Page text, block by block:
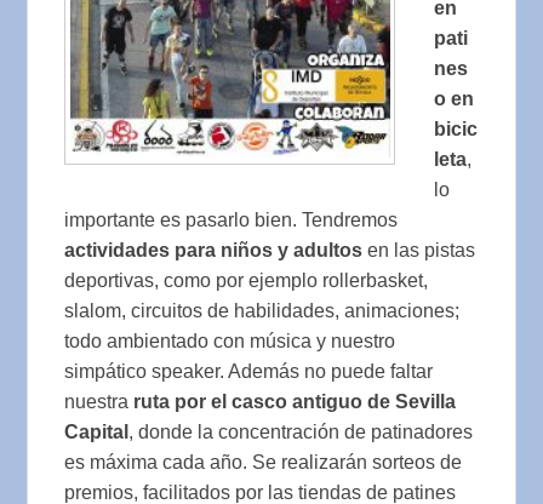
en
pati
nes
o en
bicic
leta,
lo
importante es pasarlo bien. Tendremos
actividades para niños y adultos en las pistas
deportivas, como por ejemplo rollerbasket,
slalom, circuitos de habilidades, animaciones;
todo ambientado con música y nuestro
simpático speaker. Además no puede faltar
nuestra ruta por el casco antiguo de Sevilla
Capital , donde la concentración de patinadores
es máxima cada año. Se realizarán sorteos de
premios, facilitados por las tiendas de patines